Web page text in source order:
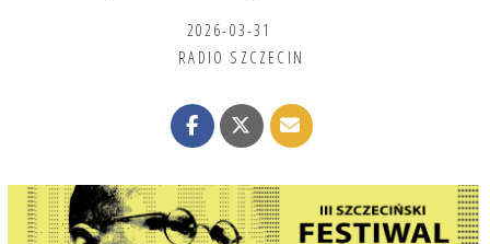
2026-03-31
RADIO SZCZECIN